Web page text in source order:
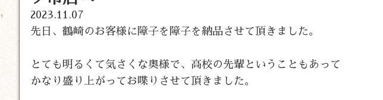
2023.11.07
先日、鶴崎のお客様に障子を障子を納品させて頂きました。
とても明るくて気さくな奥様で、高校の先輩ということもあって
かなり盛り上がってお喋りさせて頂きました。